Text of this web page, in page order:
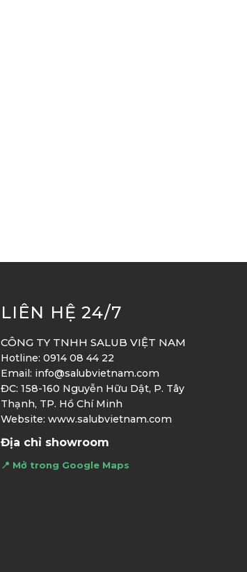
LIÊN HỆ 24/7
CÔNG TY TNHH SALUB VIỆT NAM
Hotline: 0914 08 44 22
Email: info@salubvietnam.com
ĐC: 158-160 Nguyễn Hữu Dật, P. Tây
Thạnh, TP. Hồ Chí Minh
Website: www.salubvietnam.com
Địa chỉ showroom
📍 Mở trong Google Maps